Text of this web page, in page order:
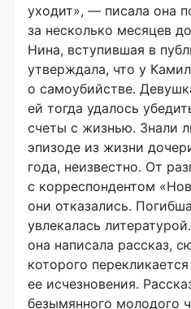
уходит», — писала она
за несколько месяцев
Нина, вступившая в
утверждала, что у
о самоубийстве.
ей тогда удалось
счеты с жизнью. Знали
эпизоде из жизни
года, неизвестно. От
с корреспондентом
они отказались.
увлекалась
она написала рассказ,
которого
ее исчезновения.
безымянного молодого